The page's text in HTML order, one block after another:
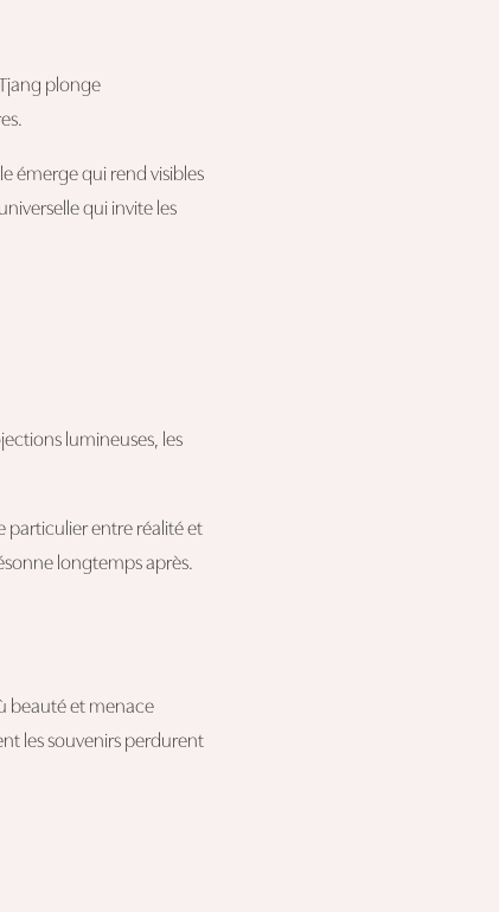
plonge
émerge qui rend visibles
qui invite les
lumineuses, les
particulier entre réalité et
longtemps après.
beauté et menace
les souvenirs perdurent